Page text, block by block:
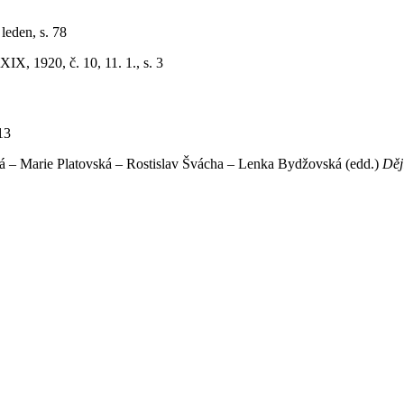
s. 78
1920, č. 10, 11. 1., s. 3
Marie Platovská – Rostislav Švácha – Lenka Bydžovská (edd.)